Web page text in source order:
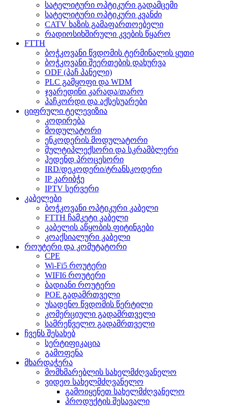
სატელიტური ოპტიკური გადამცემი
სატელიტური ოპტიკური კვანძი
CATV ხაზის გამაფართოებელი
რადიოსიხშირული კვების წყარო
FTTH
ბოჭკოვანი წვდომის ტერმინალის ყუთი
ბოჭკოვანი შეერთების დახურვა
ODF (პაჩ პანელი)
PLC გამყოფი და WDM
ჯვარედინი კარადა/თარო
პაჩკორდი და აქსესუარები
ციფრული ტელევიზია
კოდირება
მოდულატორი
ენკოდერის მოდულატორი
მულტიპლექსორი და სკრამბლერი
ჰედენდ პროცესორი
IRD/დეკოდერი/ტრანსკოდერი
IP კარიბჭე
IPTV სერვერი
კაბელები
ბოჭკოვანი ოპტიკური კაბელი
FTTH ჩამკეტი კაბელი
კაბელის აწყობის ფიტინგები
კოაქსიალური კაბელი
როუტერი და კომუტატორი
CPE
Wi-Fi5 როუტერი
WIFI6 როუტერი
ბადიანი როუტერი
POE გადამრთველი
უსადენო წვდომის წერტილი
კომერციული გადამრთველი
სამრეწველო გადამრთველი
ჩვენს შესახებ
სერტიფიკაცია
გამოფენა
მხარდაჭერა
მომხმარებლის სახელმძღვანელო
ვიდეო სახელმძღვანელო
გამოიყენეთ სახელმძღვანელო
პროდუქტის შესავალი